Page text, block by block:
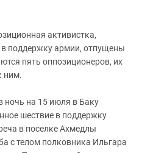
В ЧЕЧНЕ
АКТИВИСТОВ
И ПРОТЕСТЫ
активистка,
поддержку армии, отпущены
пять оппозиционеров, их
ним.
ночь на 15 июля в Баку
шествие в поддержку
в поселке Ахмедлы
с телом полковника Ильгара